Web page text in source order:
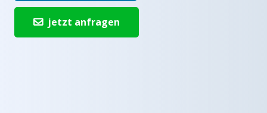
jetzt anfragen